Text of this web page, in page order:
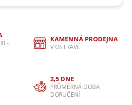
KAMENNÁ PRODEJNA
V OSTRAVĚ
2,5 DNE
PRŮMĚRNÁ DOBA
DORUČENÍ